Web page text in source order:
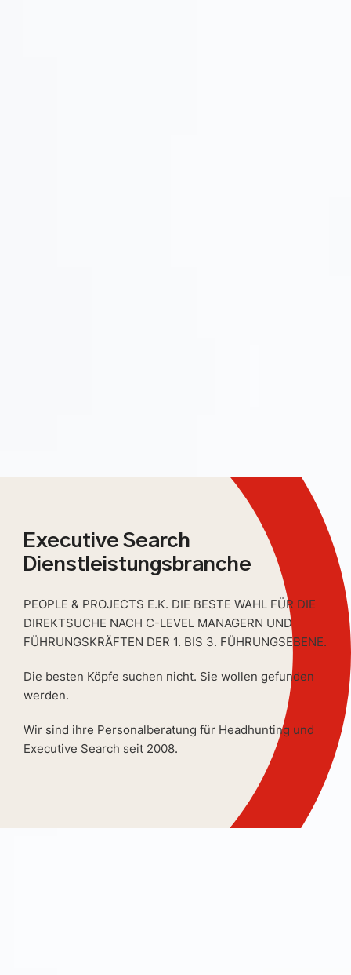
Executive Search
Dienstleistungsbranche
PEOPLE & PROJECTS E.K. DIE BESTE WAHL FÜR DIE
DIREKTSUCHE NACH C-LEVEL MANAGERN UND
FÜHRUNGSKRÄFTEN DER 1. BIS 3. FÜHRUNGSEBENE.
Die besten Köpfe suchen nicht. Sie wollen gefunden
werden.
Wir sind ihre Personalberatung für Headhunting und
Executive Search seit 2008.